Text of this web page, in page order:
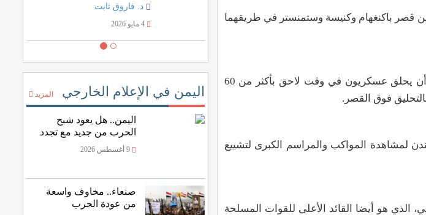
بين قصر باكنغهام وكنيسة وستمنستر في طريقهما
وستدوي أصوات التحية بالبنادق في جميع أنحاء البلاد للاحتفال بلحظة تتويج الملك قبل أن يحلق عسكريون في وقت لاحق بأكثر من 60
فوق القصر .
لندن لمشاهدة المواكب والمراسم الكبرى لتشييع
الذي هو أيضا القائد الأعلى للقوات المسلحة
د. فاروق ثابت
4 مايو 2026
اليمن في الإعلام الخارجي المزيد
اليمن.. هل يعود شبح
الحرب من جديد مع تجدد
المواجهات العسكرية؟9 أغسطس 2026
صنعاء.. مخاوف واسعة
من عودة الحرب